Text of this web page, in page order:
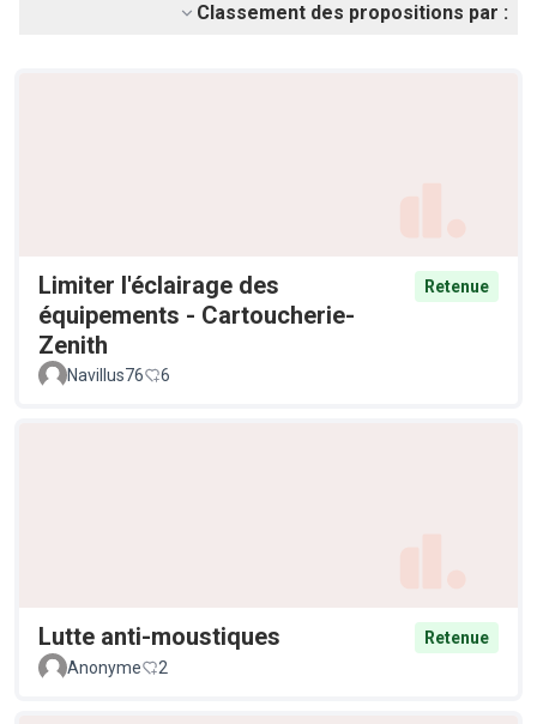
Classement des propositions par :
Limiter l'éclairage des
équipements - Cartoucherie-
Zenith
Retenue
Navillus76 6
Lutte anti-moustiques
Retenue
Anonyme
2